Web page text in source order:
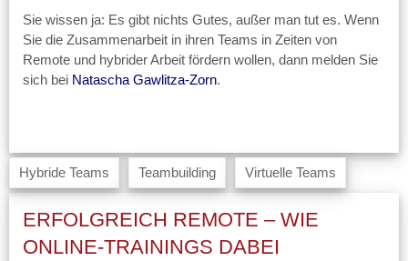
Sie wissen ja: Es gibt nichts Gutes, außer man tut es. Wenn
Sie die Zusammenarbeit in ihren Teams in Zeiten von
Remote und hybrider Arbeit fördern wollen, dann melden Sie
sich bei Natascha Gawlitza-Zorn.
Hybride Teams Teambuilding Virtuelle Teams
ERFOLGREICH REMOTE – WIE
ONLINE-TRAININGS DABEI